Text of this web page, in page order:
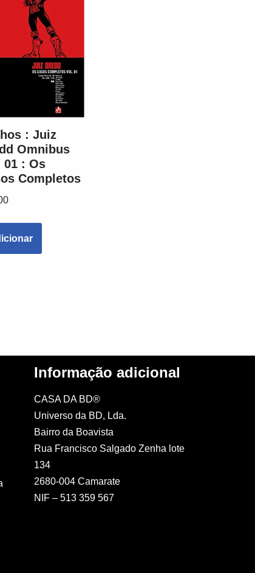
: Juiz
Omnibus
01 : Os
Completos
Informação adicional
CASA DA BD®
Universo da BD, Lda.
Bairro da Boavista
Rua Francisco Salgado Zenha lote
134
2680-004 Camarate
NIF – 513 359 567